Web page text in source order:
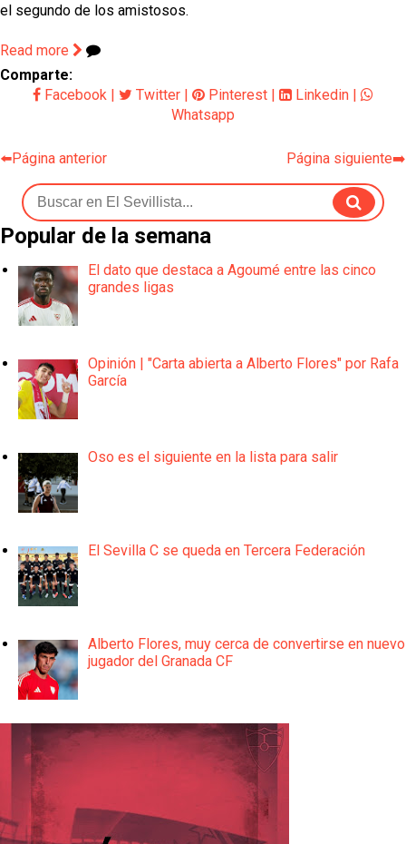
el segundo de los amistosos.
Read more
Comparte:
Facebook | Twitter | Pinterest | Linkedin |
Whatsapp
⬅️Página anterior Página siguiente➡️
Popular de la semana
El dato que destaca a Agoumé entre las cinco
grandes ligas
Opinión | "Carta abierta a Alberto Flores" por Rafa
García
Oso es el siguiente en la lista para salir
El Sevilla C se queda en Tercera Federación
Alberto Flores, muy cerca de convertirse en nuevo
jugador del Granada CF